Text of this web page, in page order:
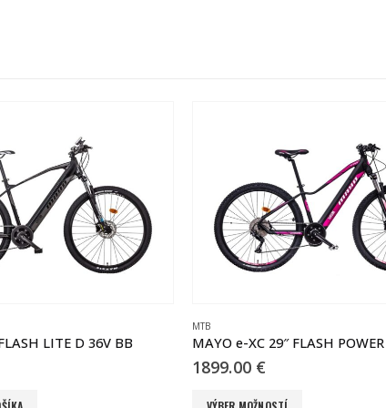
CROSS
MAYO e-XR BASIC čierna –
1099.00 €